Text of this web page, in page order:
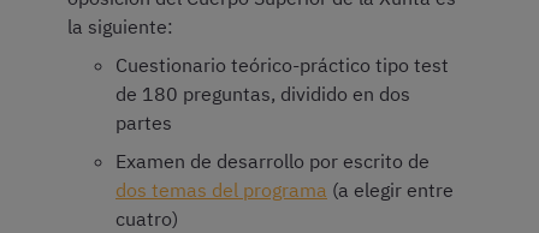
la siguiente:
Cuestionario teórico-práctico tipo test
de 180 preguntas, dividido en dos
partes
Examen de desarrollo por escrito de
dos temas del programa (a elegir entre
cuatro)